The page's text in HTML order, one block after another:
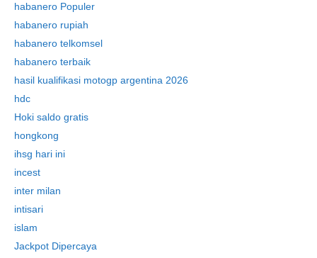
habanero Populer
habanero rupiah
habanero telkomsel
habanero terbaik
hasil kualifikasi motogp argentina 2026
hdc
Hoki saldo gratis
hongkong
ihsg hari ini
incest
inter milan
intisari
islam
Jackpot Dipercaya